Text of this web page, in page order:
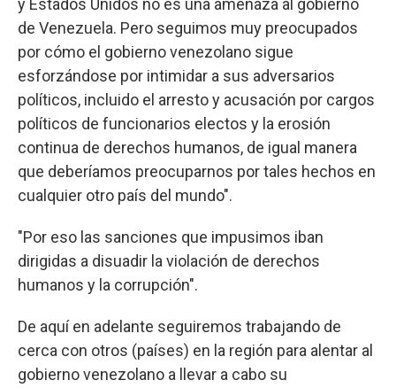
y Estados Unidos no es una amenaza al gobierno
de Venezuela. Pero seguimos muy preocupados
por cómo el gobierno venezolano sigue
esforzándose por intimidar a sus adversarios
políticos, incluido el arresto y acusación por cargos
políticos de funcionarios electos y la erosión
continua de derechos humanos, de igual manera
que deberíamos preocuparnos por tales hechos en
cualquier otro país del mundo".
"Por eso las sanciones que impusimos iban
dirigidas a disuadir la violación de derechos
humanos y la corrupción".
De aquí en adelante seguiremos trabajando de
cerca con otros (países) en la región para alentar al
gobierno venezolano a llevar a cabo su